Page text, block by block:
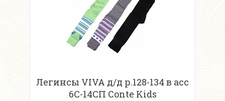
Легинсы VIVA д/д р.128-134 в асс
6С-14СП Conte Kids